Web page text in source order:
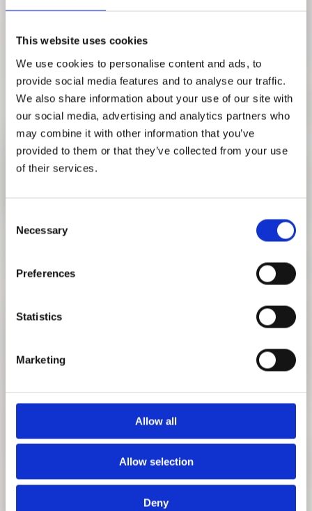
This website uses cookies
We use cookies to personalise content and ads, to
provide social media features and to analyse our traffic.
We also share information about your use of our site with
our social media, advertising and analytics partners who
may combine it with other information that you’ve
provided to them or that they’ve collected from your use
of their services.
Selection
Necessary
Preferences
Statistics
Marketing
Allow all
Allow selection
Deny
SYMPOSIUM
ZUR VERANSTALTUNG